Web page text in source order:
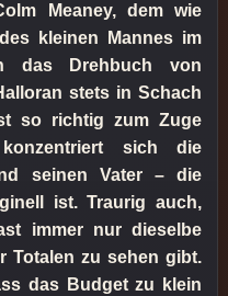
Meaney, dem wie
kleinen Mannes im
das Drehbuch von
stets in Schach
so richtig zum Zuge
sich die
seinen Vater – die
ist. Traurig auch,
immer nur dieselbe
Totalen zu sehen gibt.
das Budget zu klein